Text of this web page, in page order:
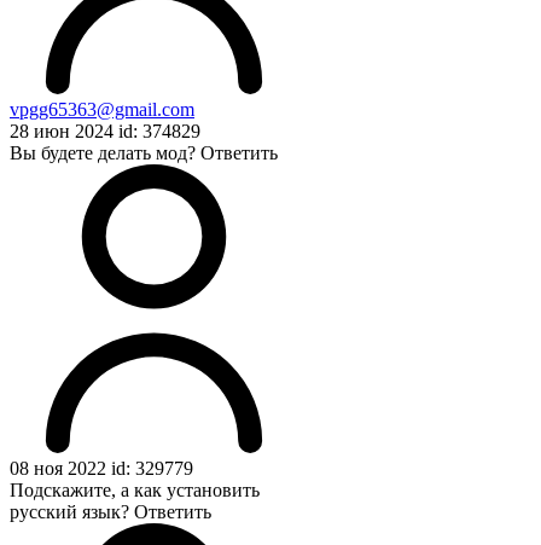
vpgg65363@gmail.com
28 июн 2024 id: 374829
Вы будете делать мод? Ответить
08 ноя 2022 id: 329779
Подскажите, а как установить
русский язык? Ответить